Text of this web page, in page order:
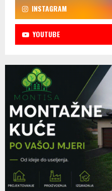
INSTAGRAM
YOUTUBE